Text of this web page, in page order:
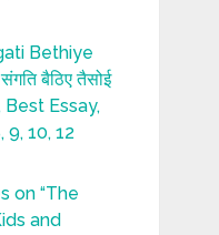
Bethiye
बैठिए तैसोई
Best Essay,
9, 10, 12
on “The
and